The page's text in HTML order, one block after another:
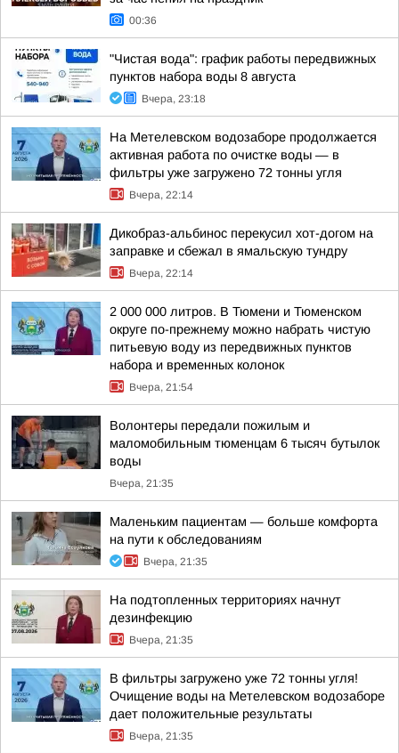
00:36
"Чистая вода": график работы передвижных
пунктов набора воды 8 августа
Вчера, 23:18
На Метелевском водозаборе продолжается
активная работа по очистке воды — в
фильтры уже загружено 72 тонны угля
Вчера, 22:14
Дикобраз-альбинос перекусил хот-догом на
заправке и сбежал в ямальскую тундру
Вчера, 22:14
2 000 000 литров. В Тюмени и Тюменском
округе по-прежнему можно набрать чистую
питьевую воду из передвижных пунктов
набора и временных колонок
Вчера, 21:54
Волонтеры передали пожилым и
маломобильным тюменцам 6 тысяч бутылок
воды
Вчера, 21:35
Маленьким пациентам — больше комфорта
на пути к обследованиям
Вчера, 21:35
На подтопленных территориях начнут
дезинфекцию
Вчера, 21:35
В фильтры загружено уже 72 тонны угля!
Очищение воды на Метелевском водозаборе
дает положительные результаты
Вчера, 21:35